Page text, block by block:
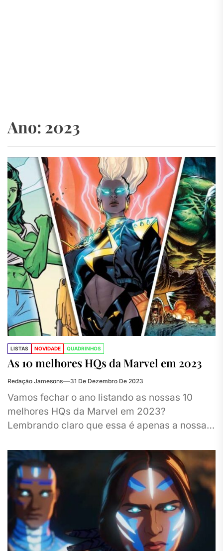
Ano: 2023
LISTAS NOVIDADE QUADRINHOS
As 10 melhores HQs da Marvel em 2023
Redação Jamesons 31 De Dezembro De 2023
Vamos fechar o ano listando as nossas 10
melhores HQs da Marvel em 2023?
Lembrando claro que essa é apenas a nossa